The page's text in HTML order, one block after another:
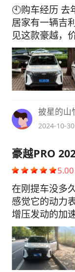
🕙购车经历 去
居家有一辆吉
见这款豪越，
型。 💰用车成本 最大开销的话就是油费了，跑
了两万公里了
公里，这样对
还是挺大的，
左右，但是本
话是7.4 7.5的油耗 🚗最不满意 没有啥
的，如果你不喜
感受 操纵感挺
以切换好几种
这个价位来说，
坐感受 本人由
时讲空间挺大
后车买了就是
这个费那个费
你带来改变和
范围之内，祝
披星的山
2024-10-30
豪越PRO
5.00
在刚提车没多
感觉它的动力
增压发动的加
力，即便是开
推背感，这样
都完全够了。
试，一个人开